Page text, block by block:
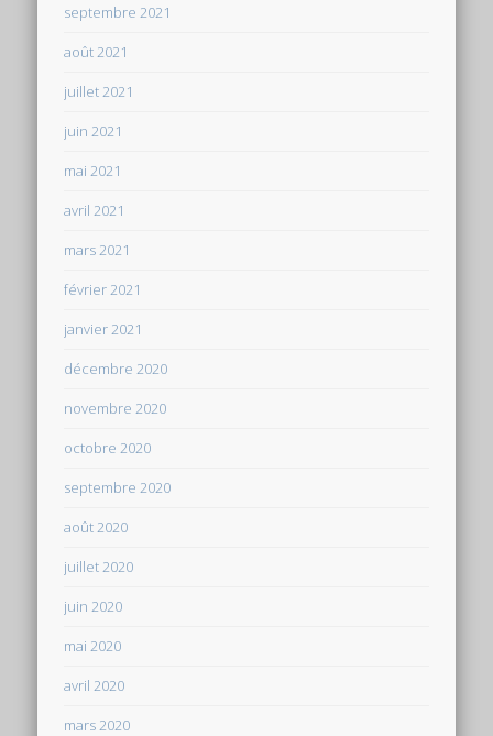
septembre 2021
août 2021
juillet 2021
juin 2021
mai 2021
avril 2021
mars 2021
février 2021
janvier 2021
décembre 2020
novembre 2020
octobre 2020
septembre 2020
août 2020
juillet 2020
juin 2020
mai 2020
avril 2020
mars 2020